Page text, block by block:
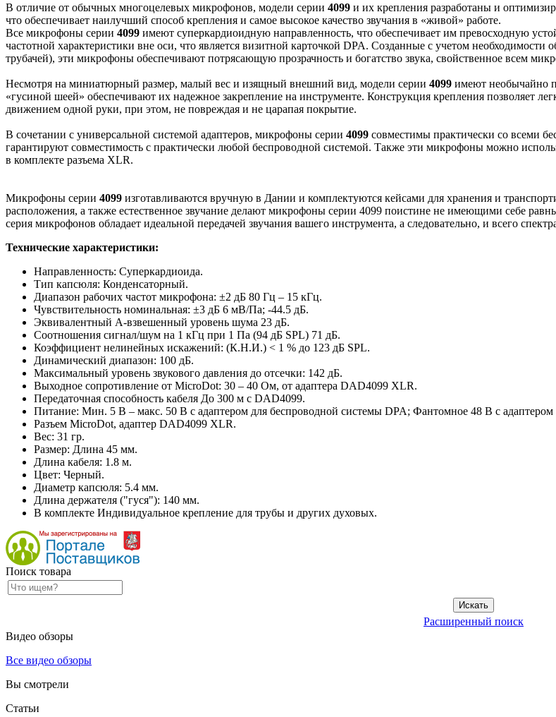
В отличие от обычных многоцелевых микрофонов, модели серии 4099 и их крепления разработаны и
что обеспечивает наилучший способ крепления и самое высокое качество звучания в «живой» работе.
Все микрофоны серии 4099 имеют суперкардиоидную направленность, что обеспечивает им превосходную
частотной характеристики вне оси, что является визитной карточкой DPA. Созданные с учетом
трубачей), эти микрофоны обеспечивают потрясающую прозрачность и богатство звука, свойственное всем
Несмотря на миниатюрный размер, малый вес и изящный внешний вид, модели серии 4099 имеют необычайно
«гусиной шеей» обеспечивают их надежное закрепление на инструменте. Конструкция крепления позволяет
движением одной руки, при этом, не повреждая и не царапая покрытие.
В сочетании с универсальной системой адаптеров, микрофоны серии 4099 совместимы практически со всеми
гарантируют совместимость с практически любой беспроводной системой. Также эти микрофоны можно
в комплекте разъема XLR.
Микрофоны серии 4099 изготавливаются вручную в Дании и комплектуются кейсами для хранения и
расположения, а также естественное звучание делают микрофоны серии 4099 поистине не имеющими себе
серия микрофонов обладает идеальной передачей звучания вашего инструмента, а следовательно, и всего
Технические характеристики:
Направленность: Суперкардиоида.
Тип капсюля: Конденсаторный.
Диапазон рабочих частот микрофона: ±2 дБ 80 Гц – 15 кГц.
Чувствительность номинальная: ±3 дБ 6 мВ/Па; -44.5 дБ.
Эквивалентный А-взвешенный уровень шума 23 дБ.
Соотношения сигнал/шум на 1 кГц при 1 Па (94 дБ SPL) 71 дБ.
Коэффициент нелинейных искажений: (К.Н.И.) < 1 % до 123 дБ SPL.
Динамический диапазон: 100 дБ.
Максимальный уровень звукового давления до отсечки: 142 дБ.
Выходное сопротивление от MicroDot: 30 – 40 Ом, от адаптера DAD4099 XLR.
Передаточная способность кабеля До 300 м с DAD4099.
Питание: Мин. 5 В – макс. 50 В с адаптером для беспроводной системы DPA; Фантомное 48 В с
Разъем MicroDot, адаптер DAD4099 XLR.
Вес: 31 гр.
Размер: Длина 45 мм.
Длина кабеля: 1.8 м.
Цвет: Черный.
Диаметр капсюля: 5.4 мм.
Длина держателя ("гуся"): 140 мм.
В комплекте Индивидуальное крепление для трубы и других духовых.
Поиск товара
Расширенный поиск
Видео обзоры
Все видео обзоры
Вы смотрели
Статьи